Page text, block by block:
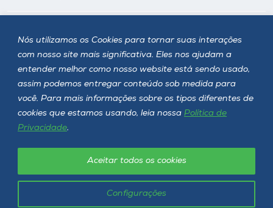
Nós utilizamos os Cookies para tornar suas interações
com nosso site mais significativa. Eles nos ajudam a
entender melhor como nosso website está sendo usado,
assim podemos entregar conteúdo sob medida para
você. Para mais informações sobre os tipos diferentes de
cookies que estamos usando, leia nossa Política de
Privacidade.
Configurações
Aceitar todos os cookies
Siga a Unoesc
Unoesc © 2026 - Todos os direitos reservados
Política de privacidade LGPD